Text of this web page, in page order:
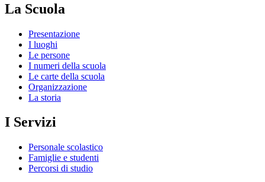
La Scuola
Presentazione
I luoghi
Le persone
I numeri della scuola
Le carte della scuola
Organizzazione
La storia
I Servizi
Personale scolastico
Famiglie e studenti
Percorsi di studio